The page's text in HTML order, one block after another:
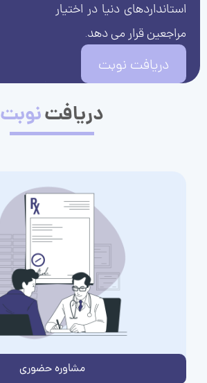
استانداردهای دنیا در اختیار
مراجعین قرار می دهد.
دریافت نوبت
دریافتنوبت
مشاوره حضوری